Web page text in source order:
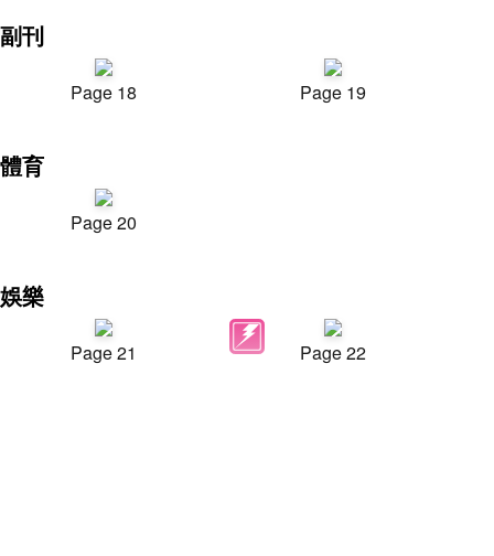
副刊
Page 18 Page 19
體育
Page 20
娛樂
Page 21 Page 22